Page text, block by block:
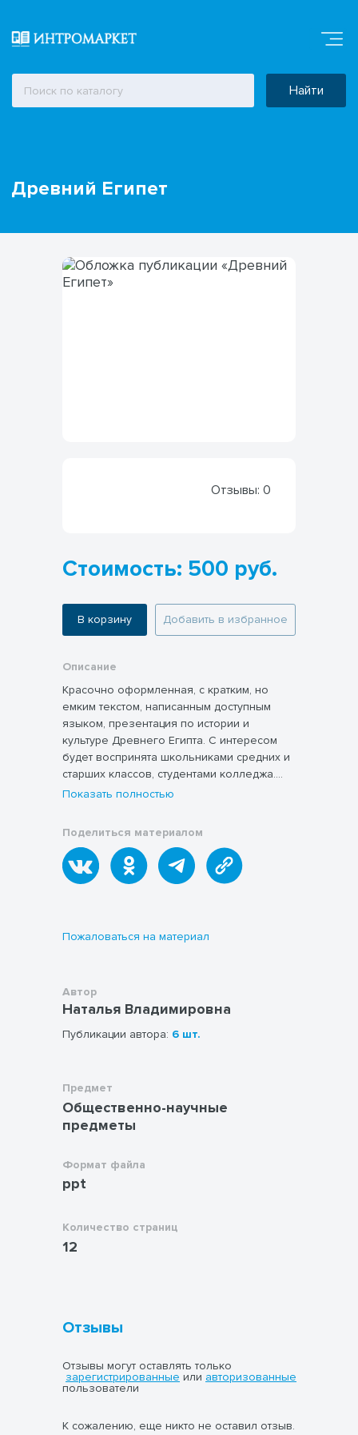
Найти
Древний Египет
Отзывы: 0
Стоимость: 500 руб.
В корзину Добавить в избранное
Описание
Красочно оформленная, с кратким, но
емким текстом, написанным доступным
языком, презентация по истории и
культуре Древнего Египта. С интересом
будет воспринята школьниками средних и
старших классов, студентами колледжа.
Может использоваться в учебных курсах
Показать полностью
Поделиться материалом
Пожаловаться на материал
Автор
Наталья Владимировна
Публикации автора: 6 шт.
Предмет
Общественно-научные
предметы
Формат файла
ppt
Количество страниц
12
Отзывы
Отзывы могут оставлять только
зарегистрированные или авторизованные
пользователи
К сожалению, еще никто не оставил отзыв.